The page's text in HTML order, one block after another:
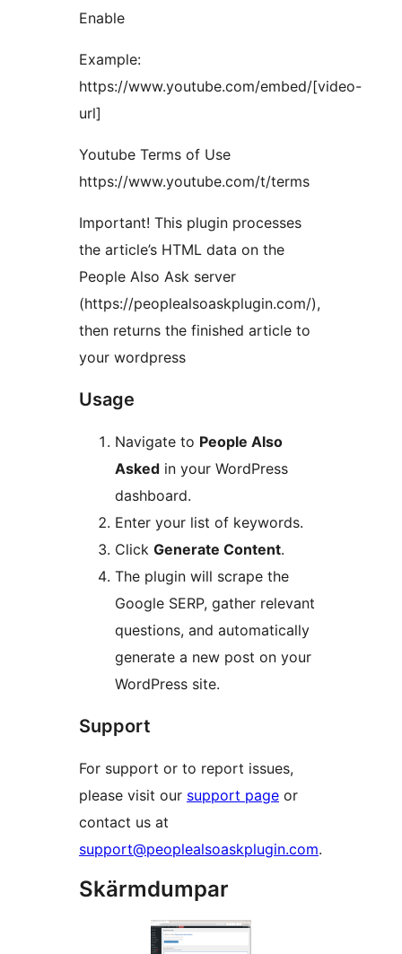
Enable
Example:
https://www.youtube.com/embed/[video-
url]
Youtube Terms of Use
https://www.youtube.com/t/terms
Important! This plugin processes
the article’s HTML data on the
People Also Ask server
(https://peoplealsoaskplugin.com/),
then returns the finished article to
your wordpress
Usage
Navigate to People Also
Asked in your WordPress
dashboard.
Enter your list of keywords.
Click Generate Content.
The plugin will scrape the
Google SERP, gather relevant
questions, and automatically
generate a new post on your
WordPress site.
Support
For support or to report issues,
please visit our support page or
contact us at
support@peoplealsoaskplugin.com.
Skärmdumpar